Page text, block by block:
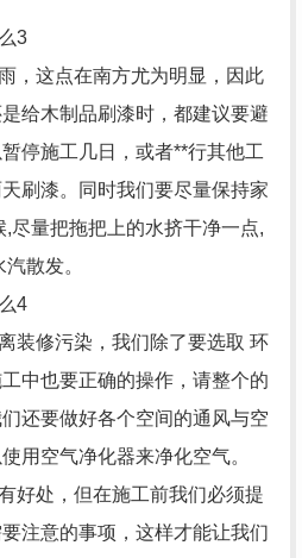
3
，这点在南方尤为明显，因此
给木制品刷漆时，都建议要避
停施工几日，或者**行其他工
刷漆。同时我们要尽量保持家
尽量把拖把上的水挤干净一点,
散发。
4
装修污染，我们除了要选取 环
中也要正确的操作，请整个的
还要做好各个空间的通风与空
用空气净化器来净化空气。
好处，但在施工前我们必须提
注意的事项，这样才能让我们